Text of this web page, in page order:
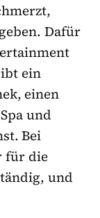
Dafür
ein
einen
und
Bei
für die
und